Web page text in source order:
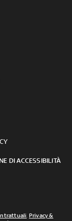
DI ACCESSIBILITÀ
Privacy &